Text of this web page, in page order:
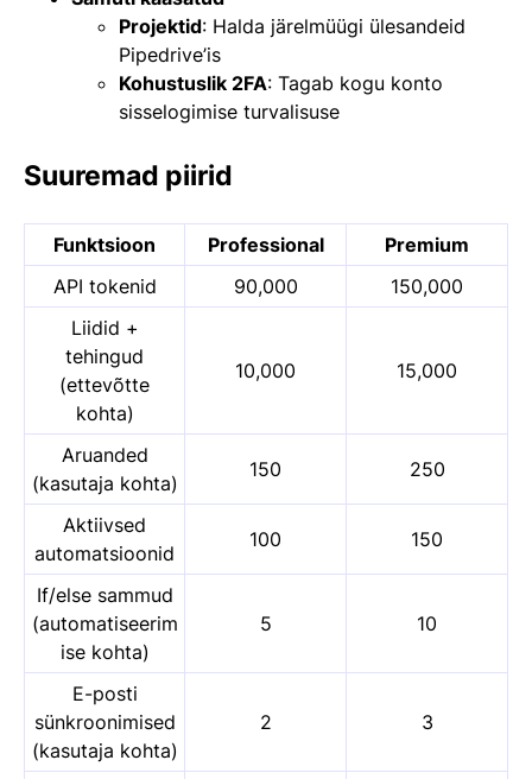
Projektid: Halda järelmüügi ülesandeid
Pipedrive’is
Kohustuslik 2FA: Tagab kogu konto
sisselogimise turvalisuse
Suuremad piirid
Funktsioon Professional
Premium
API tokenid
90,000
150,000
Liidid +
tehingud
(ettevõtte
kohta)
10,000 15,000
Aruanded
(kasutaja kohta)
150 250
Aktiivsed
automatsioonid
100 150
If/else sammud
(automatiseerim
ise kohta)
5 10
E-posti
sünkroonimised
(kasutaja kohta)
2 3